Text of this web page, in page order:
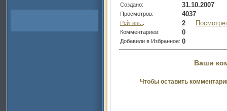
Создано: 31.10.2007
Просмотров: 4037
Рейтинг.. : 2
Комментариев: 0
Добавили в Избранное: 0
Ваши
Чтобы оставить